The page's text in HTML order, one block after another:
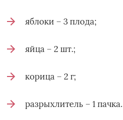
яблоки – 3 плода;
яйца – 2 шт.;
корица – 2 г;
разрыхлитель – 1 пачка.